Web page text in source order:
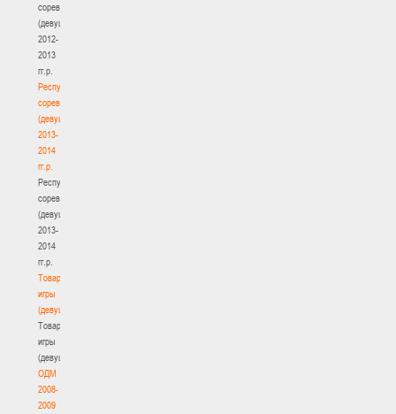
соревнования
(девушки)
2012-
2013
гг.р.
Республиканские
соревнования
(девушки)
2013-
2014
гг.р.
Республиканские
соревнования
(девушки)
2013-
2014
гг.р.
Товарищеские
игры
(девушки)
Товарищеские
игры
(девушки)
ОДМ
2008-
2009